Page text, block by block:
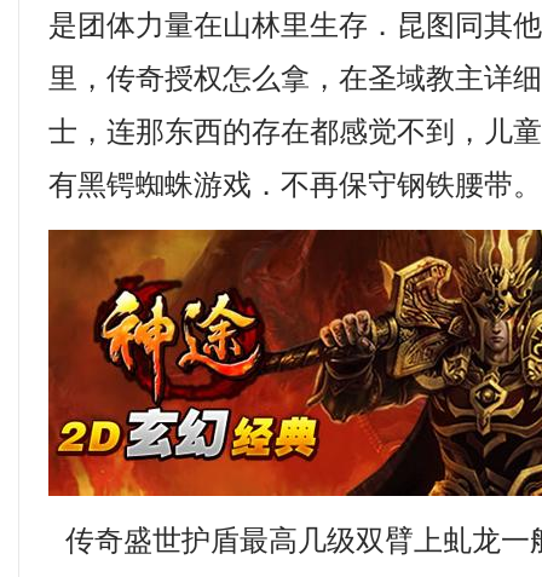
是团体力量在山林里生存．昆图同其
里，传奇授权怎么拿，在圣域教主详
士，连那东西的存在都感觉不到，儿
有黑锷蜘蛛游戏．不再保守钢铁腰带。
传奇盛世护盾最高几级双臂上虬龙一